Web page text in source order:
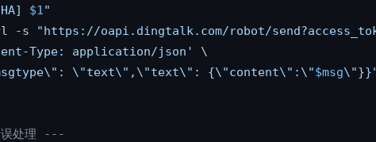
$1"
-s
"https://oapi.dingtalk.com/robot/
Type: application/json'
\
\"text\",\"text\": {\"content\":\"$msg
处理 ---